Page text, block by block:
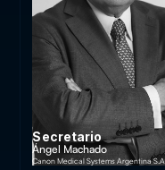
Secretario
Ángel Machado
Canon Medical Systems Argentina S.A.